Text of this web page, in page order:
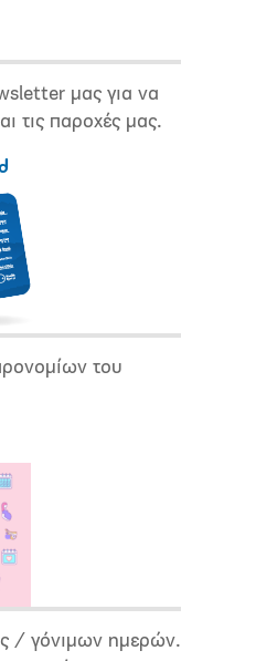
μας για να
τις παροχές μας.
του
/ γόνιμων ημερών.